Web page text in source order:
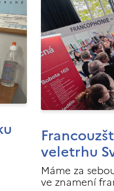
veletrhu
Máme za
ve znamení